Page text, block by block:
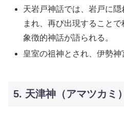
天岩戸神話では、岩戸に
まれ、再び出現すること
象徴的神話が語られる。
皇室の祖神とされ、伊勢神
5. 天津神（アマツカミ）